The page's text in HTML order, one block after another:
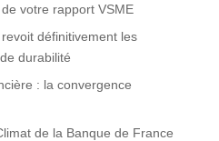
votre rapport VSME
définitivement les
durabilité
: la convergence
de la Banque de France